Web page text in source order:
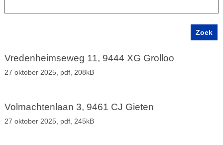
Vredenheimseweg 11, 9444 XG Grolloo
27 oktober 2025, pdf, 208kB
Volmachtenlaan 3, 9461 CJ Gieten
27 oktober 2025, pdf, 245kB